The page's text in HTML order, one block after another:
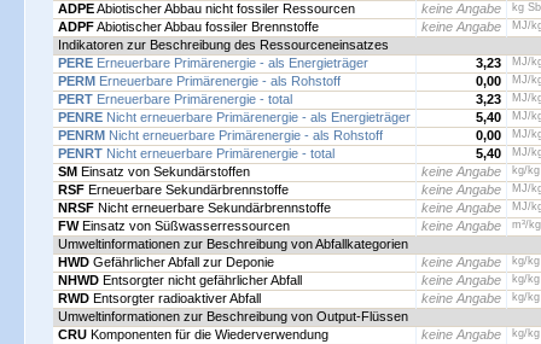
ADPEAbiotischer Abbau nicht fossiler Ressourcen keine Angabe kg
ADPFAbiotischer Abbau fossiler Brennstoffe keine Angabe MJ/
Indikatoren zur Beschreibung des Ressourceneinsatzes
PERE Erneuerbare Primärenergie - als Energieträger 3,23 MJ/
PERM Erneuerbare Primärenergie - als Rohstoff 0,00 MJ/
PERT Erneuerbare Primärenergie - total 3,23 MJ/
PENRE Nicht erneuerbare Primärenergie - als Energieträger 5,40 MJ/
PENRM Nicht erneuerbare Primärenergie - als Rohstoff 0,00 MJ/
PENRT Nicht erneuerbare Primärenergie - total 5,40 MJ/
SM Einsatz von Sekundärstoffen keine Angabe kg/kg
RSF Erneuerbare Sekundärbrennstoffe keine Angabe MJ/
NRSF Nicht erneuerbare Sekundärbrennstoffe keine Angabe MJ/
FWEinsatz von Süßwasserressourcen keine Angabe m³/kg
Umweltinformationen zur Beschreibung von Abfallkategorien
HWD Gefährlicher Abfall zur Deponie keine Angabe kg/kg
NHWD Entsorgter nicht gefährlicher Abfall keine Angabe kg/kg
RWD Entsorgter radioaktiver Abfall keine Angabe kg/kg
Umweltinformationen zur Beschreibung von Output-Flüssen
CRU Komponenten für die Wiederverwendung keine Angabe kg/kg